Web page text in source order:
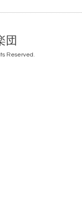
団
Reserved.